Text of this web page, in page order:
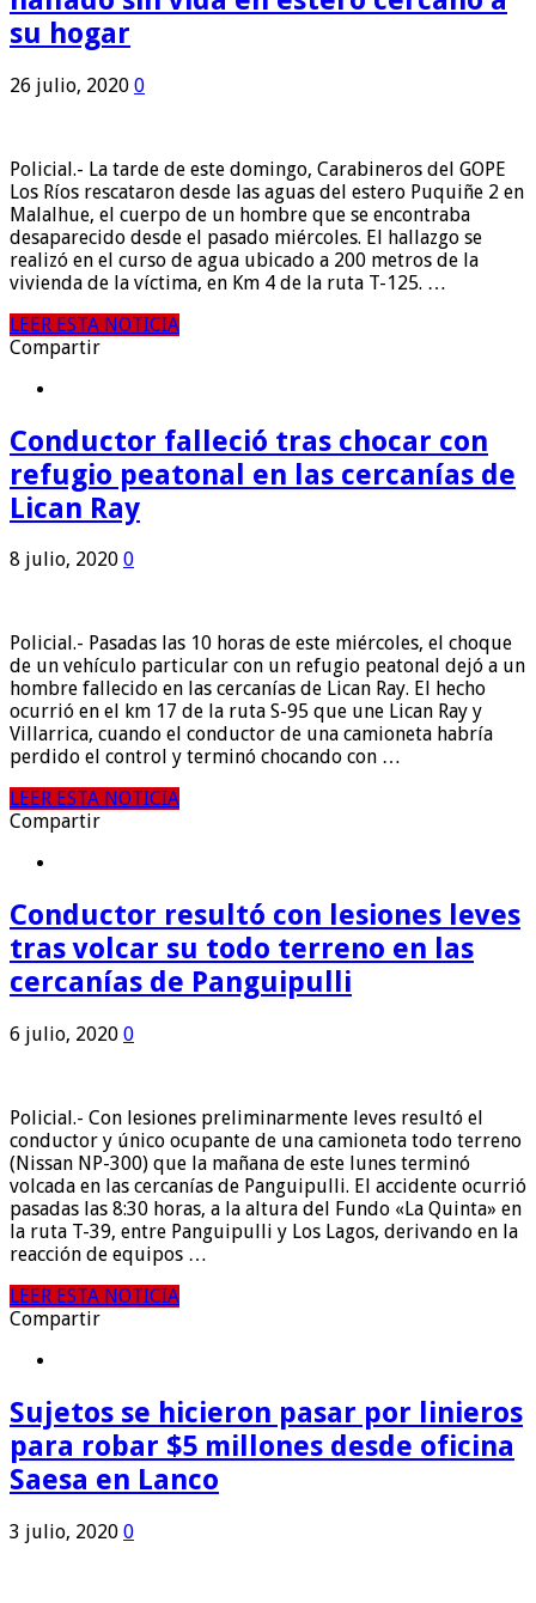
su hogar
26 julio, 2020 0
Policial.- La tarde de este domingo, Carabineros del GOPE
Los Ríos rescataron desde las aguas del estero Puquiñe 2 en
Malalhue, el cuerpo de un hombre que se encontraba
desaparecido desde el pasado miércoles. El hallazgo se
realizó en el curso de agua ubicado a 200 metros de la
vivienda de la víctima, en Km 4 de la ruta T-125. …
LEER ESTA NOTICIA
Compartir
Conductor falleció tras chocar con
refugio peatonal en las cercanías de
Lican Ray
8 julio, 2020 0
Policial.- Pasadas las 10 horas de este miércoles, el choque
de un vehículo particular con un refugio peatonal dejó a un
hombre fallecido en las cercanías de Lican Ray. El hecho
ocurrió en el km 17 de la ruta S-95 que une Lican Ray y
Villarrica, cuando el conductor de una camioneta habría
perdido el control y terminó chocando con …
LEER ESTA NOTICIA
Compartir
Conductor resultó con lesiones leves
tras volcar su todo terreno en las
cercanías de Panguipulli
6 julio, 2020 0
Policial.- Con lesiones preliminarmente leves resultó el
conductor y único ocupante de una camioneta todo terreno
(Nissan NP-300) que la mañana de este lunes terminó
volcada en las cercanías de Panguipulli. El accidente ocurrió
pasadas las 8:30 horas, a la altura del Fundo «La Quinta» en
la ruta T-39, entre Panguipulli y Los Lagos, derivando en la
reacción de equipos …
LEER ESTA NOTICIA
Compartir
Sujetos se hicieron pasar por linieros
para robar $5 millones desde oficina
Saesa en Lanco
3 julio, 2020 0